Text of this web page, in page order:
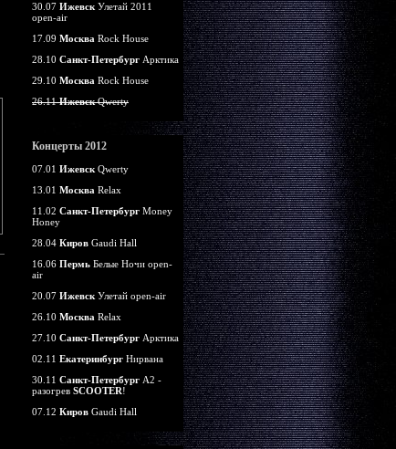
30.07 Ижевск Улетай 2011
open-air
17.09 Москва Rock House
28.10 Санкт-Петербург Арктика
29.10 Москва Rock House
26.11ИжевскQwerty
Концерты 2012
07.01 Ижевск Qwerty
13.01 Москва Relax
11.02 Санкт-Петербург Money
Honey
28.04 Киров Gaudi Hall
16.06 Пермь Белые Ночи open-
air
20.07 Ижевск Улетай open-air
26.10 Москва Relax
27.10 Санкт-Петербург Арктика
02.11 Екатеринбург Нирвана
30.11 Санкт-Петербург А2 -
разогрев SCOOTER!
07.12 Киров Gaudi Hall